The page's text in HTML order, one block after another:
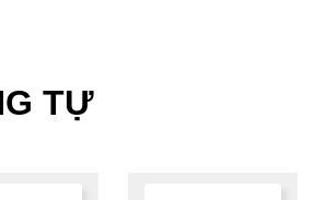
TỰ